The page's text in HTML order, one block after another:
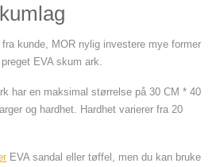
kunde, MOR nylig investere mye former
EVA skum ark.
har en maksimal størrelse på 30 CM * 40
og hardhet. Hardhet varierer fra 20
EVA sandal eller tøffel, men du kan bruke